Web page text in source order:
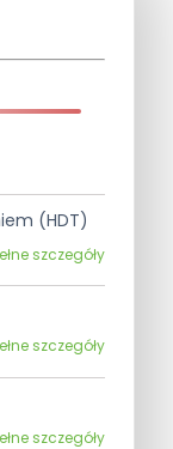
(HDT)
szczegóły
szczegóły
szczegóły